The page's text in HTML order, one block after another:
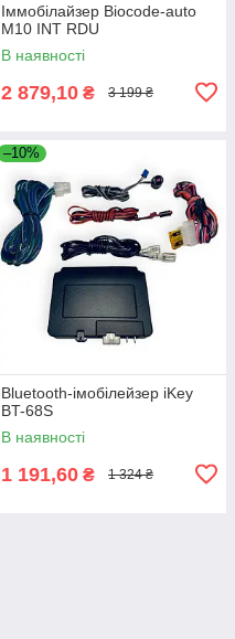
Іммобілайзер Biocode-auto
M10 INT RDU
В наявності
2 879,10 ₴ 3 199 ₴
–10%
Bluetooth-імобілейзер iKey
BT-68S
В наявності
1 191,60 ₴ 1 324 ₴